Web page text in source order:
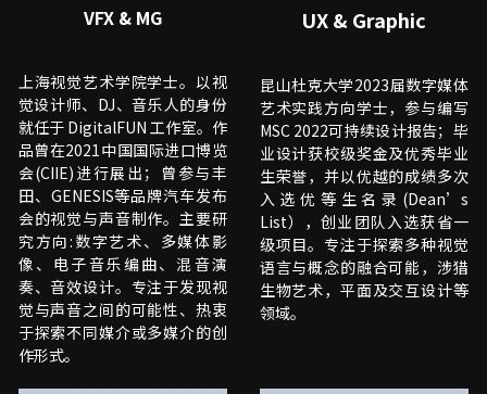
VFX & MG
上海视觉艺术学院学士。以视
觉设计师、DJ、音乐人的身份
就任于 DigitalFUN 工作室。作
品曾在2021中国国际进口博览
会(CIIE)进行展出；曾参与丰
田、GENESIS等品牌汽车发布
会的视觉与声音制作。主要研
究方向:数字艺术、多媒体影
像、电子音乐编曲、混音演
奏、音效设计。专注于发现视
觉与声音之间的可能性、热衷
于探索不同媒介或多媒介的创
作形式。
UX & Graphic
昆山杜克大学2023届数字媒体
艺术实践方向学士，参与编写
MSC 2022可持续设计报告；毕
业设计获校级奖金及优秀毕业
生荣誉，并以优越的成绩多次
入选优等生名录(Dean’s
List），创业团队入选获省一
级项目。专注于探索多种视觉
语言与概念的融合可能，涉猎
生物艺术，平面及交互设计等
领域。